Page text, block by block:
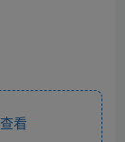
看